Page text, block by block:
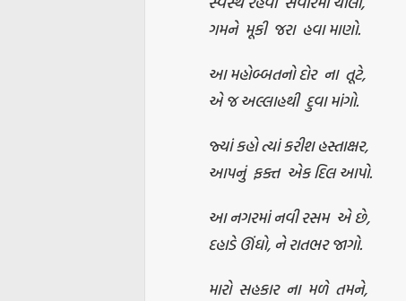
ગમને મૂકી જરા હવા માણો.
આ મહોબ્બતનો દોર ના તૂટે,
એ જ અલ્લાહથી દુવા માંગો.
જ્યાં કહો ત્યાં કરીશ હસ્તાક્ષર,
આપનું ફક્ત એક દિલ આપો.
આ નગરમાં નવી રસમ એ છે,
દહાડે ઊંઘો, ને રાતભર જાગો.
મારો સહકાર ના મળે તમને,